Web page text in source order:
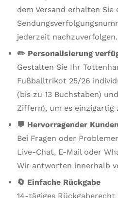
dem Versand erhalten Sie
jederzeit nachzuverfolgen.
✏️ Personalisierung
Gestalten Sie Ihr
Fußballtrikot 25/26
(bis zu 13 Buchstaben)
Ziffern), um es einzigartig
💬 Hervorragender
Bei Fragen oder
Live-Chat, E-Mail oder
Wir antworten innerhalb
🔄 Einfache Rückgabe
14-tägiges